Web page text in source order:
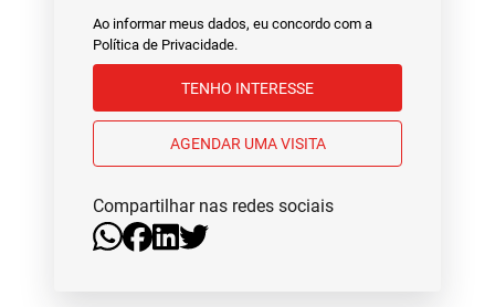
Ao informar meus dados, eu concordo com a
Política de Privacidade.
TENHO INTERESSE
AGENDAR UMA VISITA
Compartilhar nas redes sociais